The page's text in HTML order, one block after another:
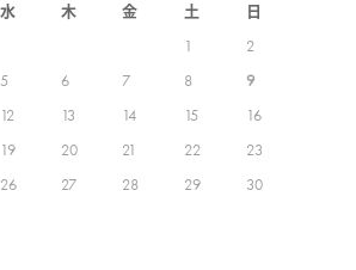
水 木 金 土
日
1
2
5 6 7 8
9
12 13 14 15
16
19 20 21 22
23
26 27 28 29
30